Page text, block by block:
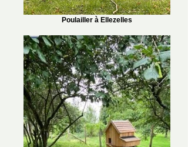
Poulailler à Ellezelles